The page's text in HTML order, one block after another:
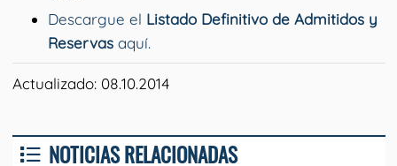
Descargue el Listado Definitivo de Admitidos y
Reservasaquí.
Actualizado: 08.10.2014
NOTICIAS RELACIONADAS